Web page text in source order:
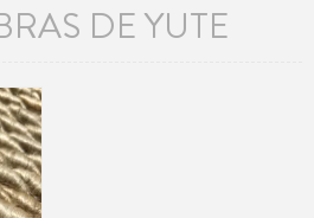
DE YUTE